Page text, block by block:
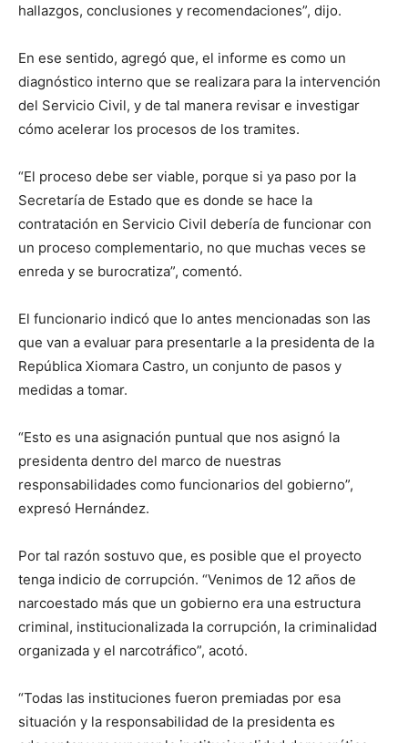
hallazgos, conclusiones y recomendaciones”, dijo.
En ese sentido, agregó que, el informe es como un
diagnóstico interno que se realizara para la intervención
del Servicio Civil, y de tal manera revisar e investigar
cómo acelerar los procesos de los tramites.
“El proceso debe ser viable, porque si ya paso por la
Secretaría de Estado que es donde se hace la
contratación en Servicio Civil debería de funcionar con
un proceso complementario, no que muchas veces se
enreda y se burocratiza”, comentó.
El funcionario indicó que lo antes mencionadas son las
que van a evaluar para presentarle a la presidenta de la
República Xiomara Castro, un conjunto de pasos y
medidas a tomar.
“Esto es una asignación puntual que nos asignó la
presidenta dentro del marco de nuestras
responsabilidades como funcionarios del gobierno”,
expresó Hernández.
Por tal razón sostuvo que, es posible que el proyecto
tenga indicio de corrupción. “Venimos de 12 años de
narcoestado más que un gobierno era una estructura
criminal, institucionalizada la corrupción, la criminalidad
organizada y el narcotráfico”, acotó.
“Todas las instituciones fueron premiadas por esa
situación y la responsabilidad de la presidenta es